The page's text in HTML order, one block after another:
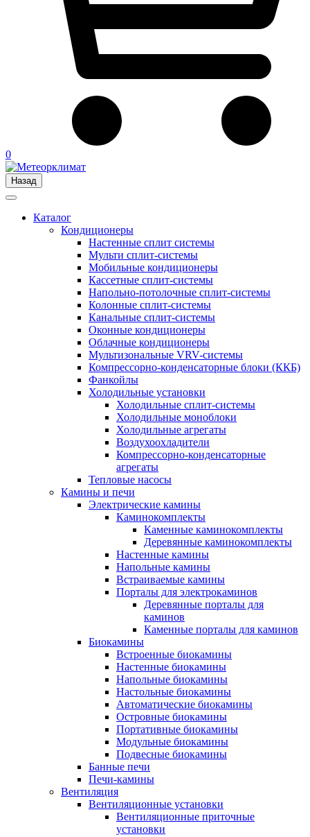
0
Назад
Каталог
Кондиционеры
Настенные сплит системы
Мульти сплит-системы
Мобильные кондиционеры
Кассетные сплит-системы
Напольно-потолочные сплит-системы
Колонные сплит-системы
Канальные сплит-системы
Оконные кондиционеры
Облачные кондиционеры
Мультизональные VRV-системы
Компрессорно-конденсаторные блоки (ККБ)
Фанкойлы
Холодильные установки
Холодильные сплит-системы
Холодильные моноблоки
Холодильные агрегаты
Воздухоохладители
Компрессорно-конденсаторные
агрегаты
Тепловые насосы
Камины и печи
Электрические камины
Каминокомплекты
Каменные каминокомплекты
Деревянные каминокомплекты
Настенные камины
Напольные камины
Встраиваемые камины
Порталы для электрокаминов
Деревянные порталы для
каминов
Каменные порталы для каминов
Биокамины
Встроенные биокамины
Настенные биокамины
Напольные биокамины
Настольные биокамины
Автоматические биокамины
Островные биокамины
Портативные биокамины
Модульные биокамины
Подвесные биокамины
Банные печи
Печи-камины
Вентиляция
Вентиляционные установки
Вентиляционные приточные
установки